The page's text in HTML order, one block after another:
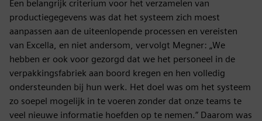
Een belangrijk criterium voor het verzamelen van
productiegegevens was dat het systeem zich moest
aanpassen aan de uiteenlopende processen en vereisten
van Excella, en niet andersom, vervolgt Megner: „We
hebben er ook voor gezorgd dat we het personeel in de
verpakkingsfabriek aan boord kregen en hen volledig
ondersteunden bij hun werk. Het doel was om het systeem
zo soepel mogelijk in te voeren zonder dat onze teams te
veel nieuwe informatie hoefden op te nemen.” Daarom was